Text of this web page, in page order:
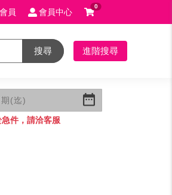
員 會員中心
0
搜尋 進階搜尋
件，請洽客服